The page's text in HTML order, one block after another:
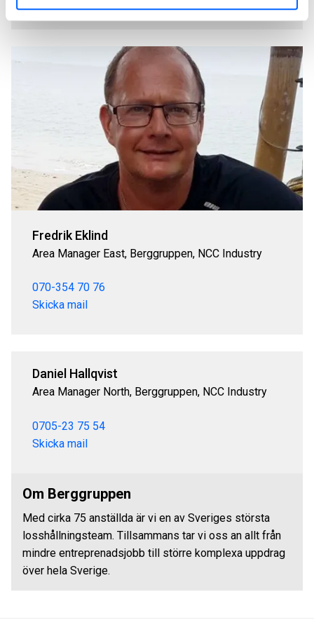
Fredrik Eklind
Area Manager East, Berggruppen, NCC Industry
070-354 70 76
Skicka mail
Daniel Hallqvist
Area Manager North, Berggruppen, NCC Industry
0705-23 75 54
Skicka mail
Om Berggruppen
Med cirka 75 anställda är vi en av Sveriges största
losshållningsteam. Tillsammans tar vi oss an allt från
mindre entreprenadsjobb till större komplexa uppdrag
över hela Sverige.